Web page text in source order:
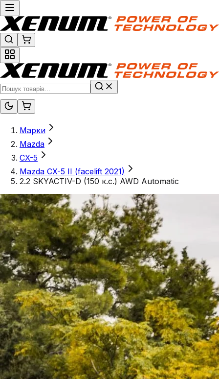
Марки
Mazda
CX-5
Mazda CX-5 II (facelift 2021)
2.2 SKYACTIV-D (150 к.с.) AWD Automatic